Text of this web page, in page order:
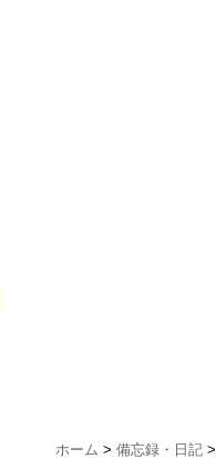
ホーム > 備忘録・日記 >